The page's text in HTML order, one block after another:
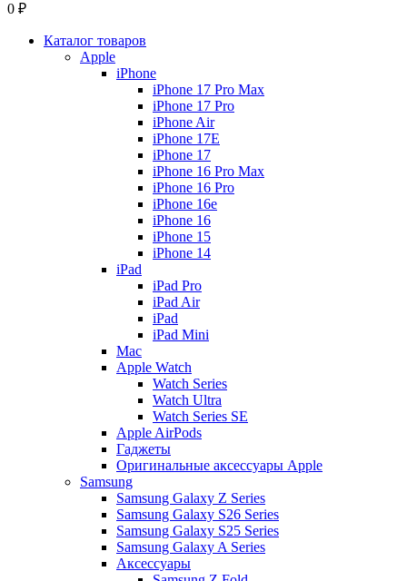
0 ₽
Каталог товаров
Apple
iPhone
iPhone 17 Pro Max
iPhone 17 Pro
iPhone Air
iPhone 17E
iPhone 17
iPhone 16 Pro Max
iPhone 16 Pro
iPhone 16e
iPhone 16
iPhone 15
iPhone 14
iPad
iPad Pro
iPad Air
iPad
iPad Mini
Mac
Apple Watch
Watch Series
Watch Ultra
Watch Series SE
Apple AirPods
Гаджеты
Оригинальные аксессуары Apple
Samsung
Samsung Galaxy Z Series
Samsung Galaxy S26 Series
Samsung Galaxy S25 Series
Samsung Galaxy A Series
Аксессуары